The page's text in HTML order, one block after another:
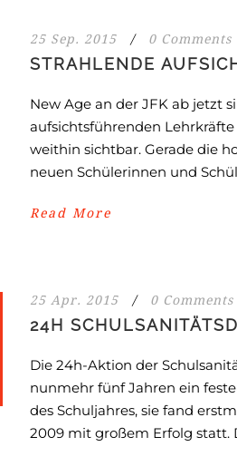
25 Sep. 2015 / 0 Comments
STRAHLENDE
New Age an der JFK ab jetzt
aufsichtsführenden
weithin sichtbar. Gerade die
neuen Schülerinnen und
Read More
25 Apr. 2015 / 0 Comments
24H
Die 24h-Aktion der
nunmehr fünf Jahren ein
des Schuljahres, sie fand
2009 mit großem Erfolg statt.